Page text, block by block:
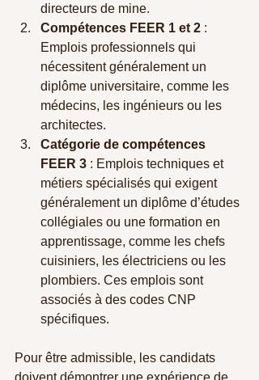
directeurs de mine.
Compétences FEER 1 et 2 :
Emplois professionnels qui
nécessitent généralement un
diplôme universitaire, comme les
médecins, les ingénieurs ou les
architectes.
Catégorie de compétences
FEER 3 : Emplois techniques et
métiers spécialisés qui exigent
généralement un diplôme d’études
collégiales ou une formation en
apprentissage, comme les chefs
cuisiniers, les électriciens ou les
plombiers. Ces emplois sont
associés à des codes CNP
spécifiques.
Pour être admissible, les candidats
doivent démontrer une expérience de